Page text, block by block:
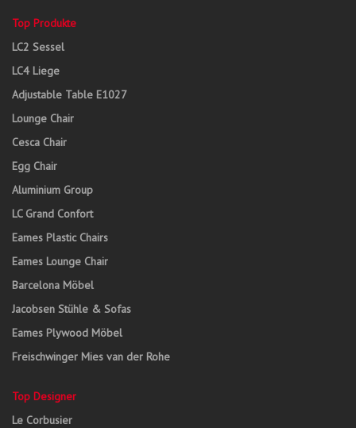
Top Produkte
LC2 Sessel
LC4 Liege
Adjustable Table E1027
Lounge Chair
Cesca Chair
Egg Chair
Aluminium Group
LC Grand Confort
Eames Plastic Chairs
Eames Lounge Chair
Barcelona Möbel
Jacobsen Stühle & Sofas
Eames Plywood Möbel
Freischwinger Mies van der Rohe
Top Designer
Le Corbusier